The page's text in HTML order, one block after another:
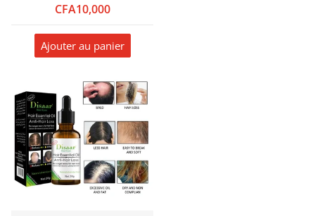
CFA10,000
Ajouter au panier